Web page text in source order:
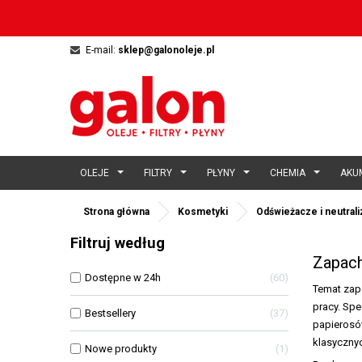
E-mail: sklep@galonoleje.pl
OLEJE FILTRY PŁYNY CHEMIA
Strona główna Kosmetyki Odświeżacze i
Filtruj według
Dostępne w 24h 60
Bestsellery 37
Nowe produkty 1
Temat
pracy.